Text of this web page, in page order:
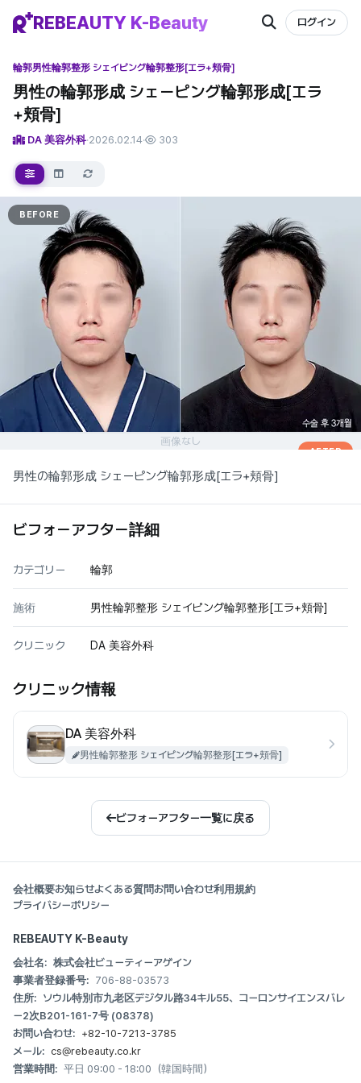
REBEAUTY K-Beauty ログイン
輪郭男性輪郭整形 シェイピング輪郭整形[エラ+頬骨]
男性の輪郭形成 シェーピング輪郭形成[エラ
+頬骨]
DA 美容外科·2026.02.14· 303
BEFORE
AFTER
画像なし
男性の輪郭形成 シェーピング輪郭形成[エラ+頬骨]
ビフォーアフター詳細
カテゴリー 輪郭
施術 男性輪郭整形 シェイピング輪郭整形[エラ+頬骨]
クリニック DA 美容外科
クリニック情報
DA 美容外科
男性輪郭整形 シェイピング輪郭整形[エラ+頬骨]
ビフォーアフター一覧に戻る
会社概要お知らせよくある質問お問い合わせ利用規約
プライバシーポリシー
REBEAUTY K-Beauty
会社名: 株式会社ビューティーアゲイン
事業者登録番号: 706-88-03573
住所: ソウル特別市九老区デジタル路34キル55、コーロンサイエンスバレ
ー2次B201-161-7号 (08378)
お問い合わせ: +82-10-7213-3785
メール: cs@rebeauty.co.kr
営業時間: 平日 09:00 - 18:00（韓国時間）